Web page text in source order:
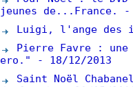
jeunes de...France.
-
Luigi, l'ange des
Pierre Favre : une
ero."
- 18/12/2013
Saint Noël